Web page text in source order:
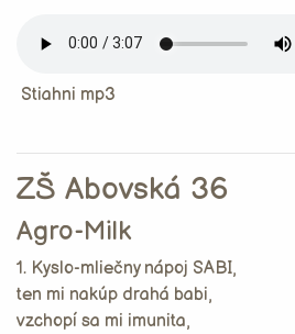
Stiahni mp3
ZŠ Abovská 36
Agro-Milk
1. Kyslo-mliečny nápoj SABI,
ten mi nakúp drahá babi,
vzchopí sa mi imunita,